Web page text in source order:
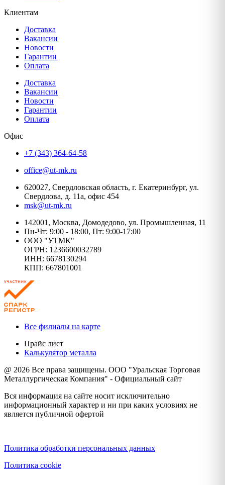
Клиентам
Доставка
Вакансии
Новости
Гарантии
Оплата
Доставка
Вакансии
Новости
Гарантии
Оплата
Офис
+7 (343) 364-64-58
office@ut-mk.ru
620027, Свердловская область, г. Екатеринбург, ул.
Свердлова, д. 11а, офис 454
msk@ut-mk.ru
142001, Москва, Домодедово, ул. Промышленная, 11
Пн-Чт: 9:00 - 18:00, Пт: 9:00-17:00
ООО "УТМК"
ОГРН: 1236600032789
ИНН: 6678130294
КПП: 667801001
Все филиалы на карте
Прайс лист
Калькулятор металла
@ 2026 Все права защищены. ООО "Уральская Торговая
Металлургическая Компания" - Официальный сайт
Вся информация на сайте носит исключительно
информационный характер и ни при каких условиях не
является публичной офертой
Политика обработки персональных данных
Политика cookie